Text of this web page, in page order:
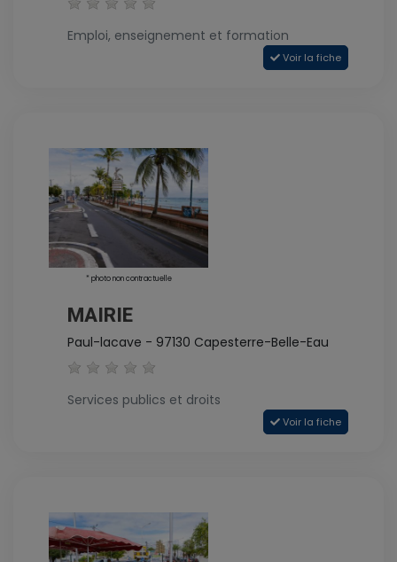
Emploi, enseignement et formation
Voir la fiche
* photo non contractuelle
MAIRIE
Paul-lacave - 97130 Capesterre-Belle-Eau
Services publics et droits
Voir la fiche